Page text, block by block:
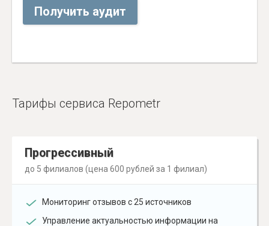
Получить аудит
Тарифы сервиса Repometr
Прогрессивный
до 5 филиалов (цена 600 рублей за 1 филиал)
Мониторинг отзывов с 25 источников
Управление актуальностью информации на